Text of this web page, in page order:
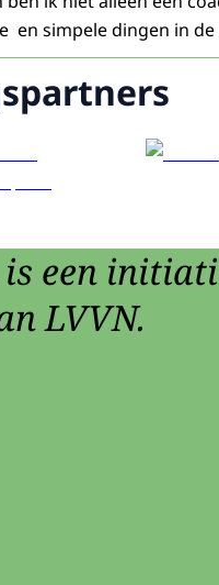
en simpele dingen in
is een
LVVN.